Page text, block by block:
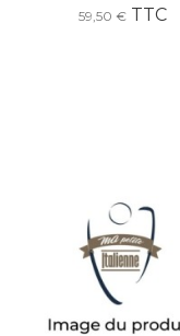
59,50 €TTC